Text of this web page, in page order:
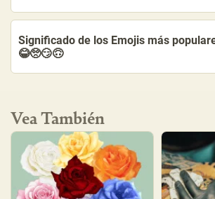
Significado de los Emojis más
😂🥺😏🙃
Vea También